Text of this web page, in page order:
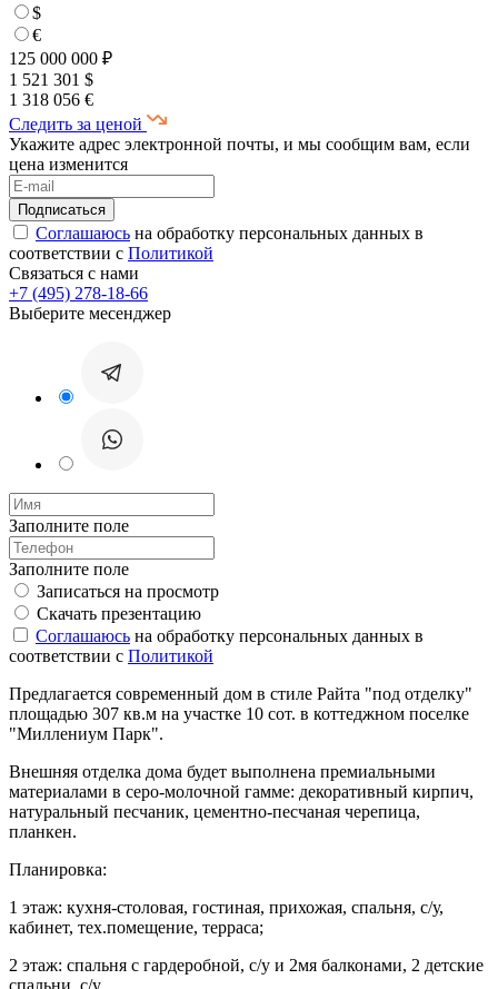
$
€
125 000 000 ₽
1 521 301 $
1 318 056 €
Следить за ценой
Укажите адрес электронной почты, и мы сообщим вам, если
цена изменится
Соглашаюсь на обработку персональных данных в
соответствии с Политикой
Связаться с нами
+7 (495) 278-18-66
Выберите месенджер
Заполните поле
Заполните поле
Записаться на просмотр
Скачать презентацию
Соглашаюсь на обработку персональных данных в
соответствии с Политикой
Предлагается современный дом в стиле Райта "под отделку"
площадью 307 кв.м на участке 10 сот. в коттеджном поселке
"Миллениум Парк".
Внешняя отделка дома будет выполнена премиальными
материалами в серо-молочной гамме: декоративный кирпич,
натуральный песчаник, цементно-песчаная черепица,
планкен.
Планировка:
1 этаж: кухня-столовая, гостиная, прихожая, спальня, с/у,
кабинет, тех.помещение, терраса;
2 этаж: спальня с гардеробной, с/у и 2мя балконами, 2 детские
спальни, с/у.